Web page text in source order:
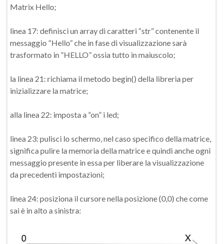
Matrix Hello;
linea 17: definisci un array di caratteri “str” contenente il
messaggio “Hello” che in fase di visualizzazione sarà
trasformato in “HELLO” ossia tutto in maiuscolo;
la linea 21: richiama il metodo begin() della libreria per
inizializzare la matrice;
alla linea 22: imposta a “on” i led;
linea 23: pulisci lo schermo, nel caso specifico della matrice,
significa pulire la memoria della matrice e quindi anche ogni
messaggio presente in essa per liberare la visualizzazione
da precedenti impostazioni;
linea 24: posiziona il cursore nella posizione (0,0) che come
sai è in alto a sinistra: